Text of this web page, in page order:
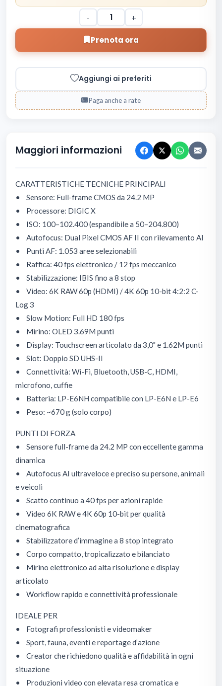
- +
Prenota ora
Aggiungi ai preferiti
Paga anche a rate
Maggiori informazioni
CARATTERISTICHE TECNICHE PRINCIPALI
• Sensore: Full-frame CMOS da 24.2 MP
• Processore: DIGIC X
• ISO: 100–102.400 (espandibile a 50–204.800)
• Autofocus: Dual Pixel CMOS AF II con rilevamento AI
• Punti AF: 1.053 aree selezionabili
• Raffica: 40 fps elettronico / 12 fps meccanico
• Stabilizzazione: IBIS fino a 8 stop
• Video: 6K RAW 60p (HDMI) / 4K 60p 10-bit 4:2:2 C-
Log 3
• Slow Motion: Full HD 180 fps
• Mirino: OLED 3.69M punti
• Display: Touchscreen articolato da 3,0" e 1.62M punti
• Slot: Doppio SD UHS-II
• Connettività: Wi-Fi, Bluetooth, USB-C, HDMI,
microfono, cuffie
• Batteria: LP-E6NH compatibile con LP-E6N e LP-E6
• Peso: ~670 g (solo corpo)
PUNTI DI FORZA
• Sensore full-frame da 24.2 MP con eccellente gamma
dinamica
• Autofocus AI ultraveloce e preciso su persone, animali
e veicoli
• Scatto continuo a 40 fps per azioni rapide
• Video 6K RAW e 4K 60p 10-bit per qualità
cinematografica
• Stabilizzatore d’immagine a 8 stop integrato
• Corpo compatto, tropicalizzato e bilanciato
• Mirino elettronico ad alta risoluzione e display
articolato
• Workflow rapido e connettività professionale
IDEALE PER
• Fotografi professionisti e videomaker
• Sport, fauna, eventi e reportage d’azione
• Creator che richiedono qualità e affidabilità in ogni
situazione
• Produzioni video con elevata resa cromatica e